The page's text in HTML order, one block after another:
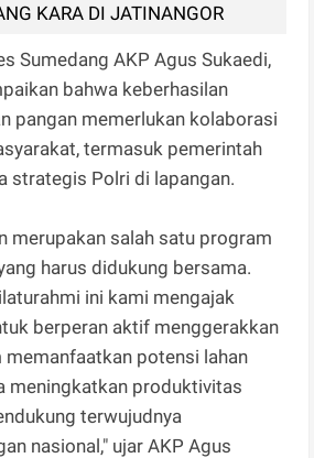
KARA DI JATINANGOR
Sumedang AKP Agus Sukaedi,
bahwa keberhasilan
pangan memerlukan kolaborasi
termasuk pemerintah
strategis Polri di lapangan.
merupakan salah satu program
harus didukung bersama.
ini kami mengajak
berperan aktif menggerakkan
memanfaatkan potensi lahan
meningkatkan produktivitas
terwujudnya
nasional," ujar AKP Agus